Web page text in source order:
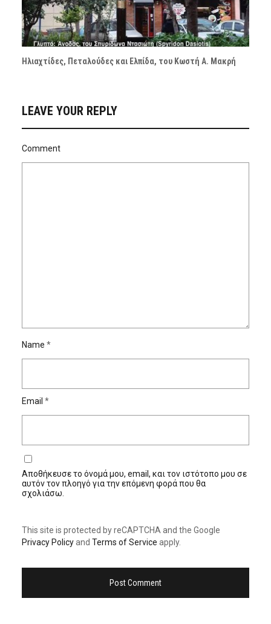
Ηλιαχτίδες, Πεταλούδες και Ελπίδα, του Κωστή Α. Μακρή
LEAVE YOUR REPLY
Comment
Name *
Email *
Αποθήκευσε το όνομά μου, email, και τον ιστότοπο μου σε
αυτόν τον πλοηγό για την επόμενη φορά που θα
σχολιάσω.
This site is protected by reCAPTCHA and the Google
Privacy Policyand Terms of Service apply.